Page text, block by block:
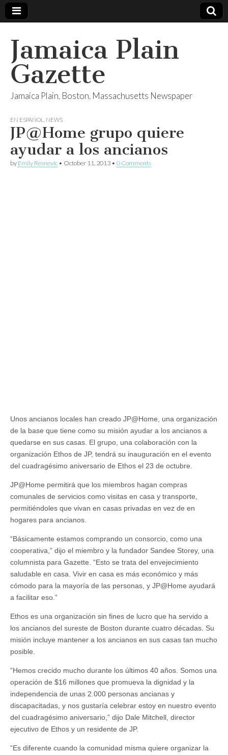
Jamaica Plain
Gazette
Jamaica Plain, Boston, Massachusetts Newspaper
EN ESPAÑOL NEWS
JP@Home grupo quiere
ayudar a los ancianos
by Emily Resnevic • October 11, 2013 • 0 Comments
Unos ancianos locales han creado JP@Home, una organización
de la base que tiene como su misión ayudar a los ancianos a
quedarse en sus casas. El grupo, una colaboración con la
organización Ethos de JP, tendrá su inauguración en el evento
del cuadragésimo aniversario de Ethos el 23 de octubre.
JP@Home permitirá que los miembros hagan compras
comunales de servicios como visitas en casa y transporte,
permitiéndoles que vivan en casas privadas en vez de en
hogares para ancianos.
“Básicamente estamos comprando un consorcio, como una
cooperativa,” dijo el miembro y la fundador Sandee Storey, una
columnista para Gazette. “Esto se trata del envejecimiento
saludable en casa. Vivir en casa es más económico y más
cómodo para la mayoría de las personas, y JP@Home ayudará
a facilitar eso.”
Ethos es una organización sin fines de lucro que ha servido a
los ancianos del sureste de Boston durante cuatro décadas. Su
misión incluye mantener a los ancianos en sus casas tan mucho
posible.
“Hemos crecido mucho durante los últimos 40 años. Somos una
operación de $16 millones que promueva la dignidad y la
independencia de unas 2.000 personas ancianas y
discapacitadas, y nos gustaría celebrar estoy en nuestro evento
del cuadragésimo aniversario,” dijo Dale Mitchell, director
ejecutivo de Ethos y un residente de JP.
“Es diferente cuando la comunidad misma quiere organizar la